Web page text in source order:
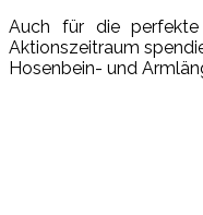
Auch für die
Aktionszeitraum
Hosenbein- und